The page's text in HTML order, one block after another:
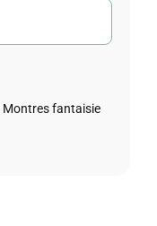
Montres fantaisie